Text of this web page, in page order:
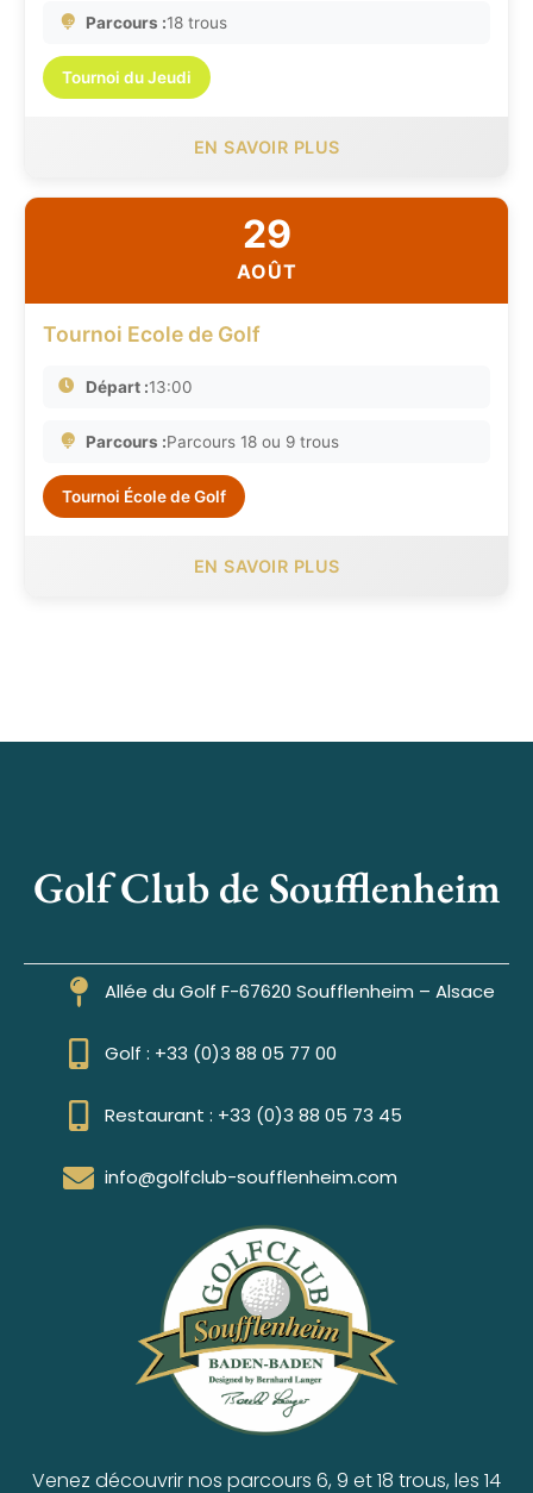
Parcours :18 trous
Tournoi du Jeudi
EN SAVOIR PLUS
29
AOÛT
Tournoi Ecole de Golf
Départ :13:00
Parcours :Parcours 18 ou 9 trous
Tournoi École de Golf
EN SAVOIR PLUS
Golf Club de Soufflenheim
Allée du Golf F-67620 Soufflenheim – Alsace
Golf : +33 (0)3 88 05 77 00
Restaurant : +33 (0)3 88 05 73 45
info@golfclub-soufflenheim.com
Venez découvrir nos parcours 6, 9 et 18 trous, les 14